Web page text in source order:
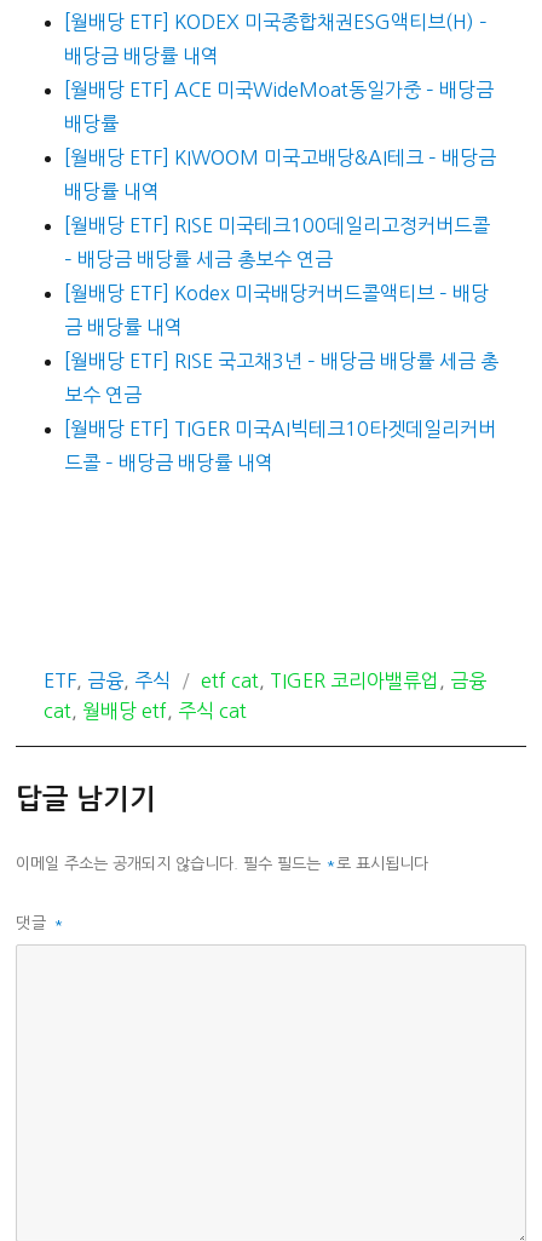
[월배당 ETF] KODEX 미국종합채권ESG액티브(H) –
배당금 배당률 내역
[월배당 ETF] ACE 미국WideMoat동일가중 – 배당금
배당률
[월배당 ETF] KIWOOM 미국고배당&AI테크 – 배당금
배당률 내역
[월배당 ETF] RISE 미국테크100데일리고정커버드콜
– 배당금 배당률 세금 총보수 연금
[월배당 ETF] Kodex 미국배당커버드콜액티브 – 배당
금 배당률 내역
[월배당 ETF] RISE 국고채3년 – 배당금 배당률 세금 총
보수 연금
[월배당 ETF] TIGER 미국AI빅테크10타겟데일리커버
드콜 – 배당금 배당률 내역
카
테
ETF, 금융, 주식
태
그
etf cat, TIGER 코리아밸류업 , 금융
cat, 월배당 etf, 주식 cat
답글 남기기
이메일 주소는 공개되지 않습니다. 필수 필드는 *로 표시됩니다
댓글 *